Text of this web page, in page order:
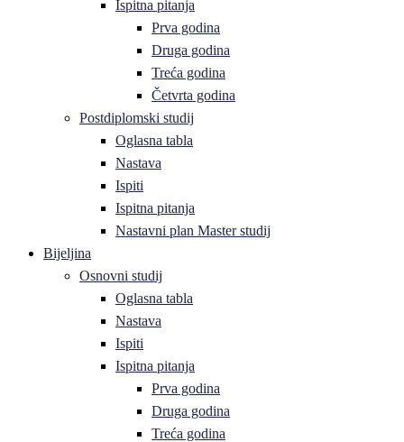
Ispitna pitanja
Prva godina
Druga godina
Treća godina
Četvrta godina
Postdiplomski studij
Oglasna tabla
Nastava
Ispiti
Ispitna pitanja
Nastavni plan Master studij
Bijeljina
Osnovni studij
Oglasna tabla
Nastava
Ispiti
Ispitna pitanja
Prva godina
Druga godina
Treća godina